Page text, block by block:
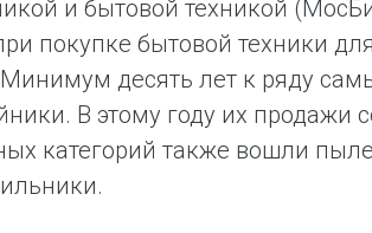
и бытовой техникой
покупке бытовой техники
десять лет к ряду
В этому году их
категорий также вошли